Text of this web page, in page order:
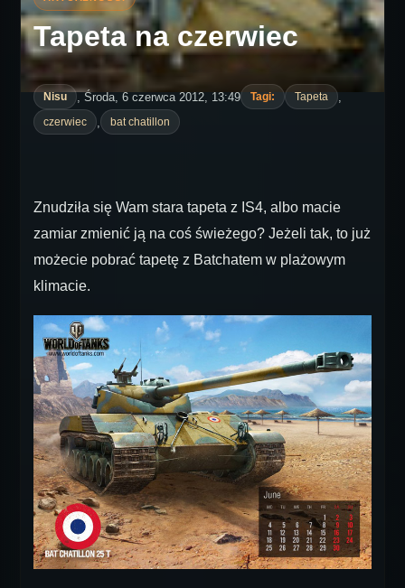
Tapeta na czerwiec
Nisu , Środa, 6 czerwca 2012, 13:49 Tagi: Tapeta
czerwiec bat chatillon
Znudziła się Wam stara tapeta z IS4, albo macie
zamiar zmienić ją na coś świeżego? Jeżeli tak, to już
możecie pobrać tapetę z Batchatem w plażowym
klimacie.